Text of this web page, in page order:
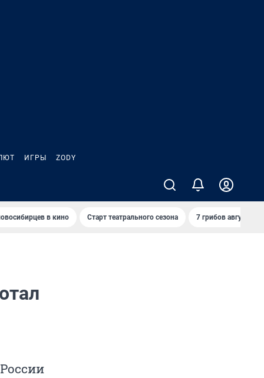
ИГРЫ ZODY
в кино Старт театрального сезона 7 грибов августа